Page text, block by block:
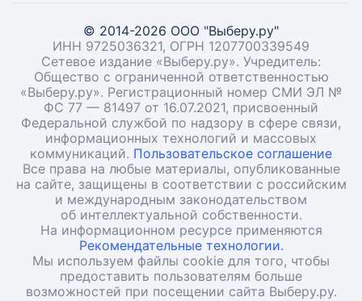
© 2014-2026 ООО "Выберу.ру"
ИНН 9725036321, ОГРН 1207700339549
Сетевое издание «Выберу.ру». Учредитель:
Общество с ограниченной ответственностью
«Выберу.ру». Регистрационный номер СМИ ЭЛ №
ФС 77 — 81497 от 16.07.2021, присвоенный
Федеральной службой по надзору в сфере связи,
информационных технологий и массовых
коммуникаций. Пользовательское соглашение
Все права на любые материалы, опубликованные
на сайте, защищены в соответствии с российским
и международным законодательством
об интеллектуальной собственности.
На информационном ресурсе применяются
Рекомендательные технологии.
Мы используем файлы cookie для того, чтобы
предоставить пользователям больше
возможностей при посещении сайта Выберу.ру.